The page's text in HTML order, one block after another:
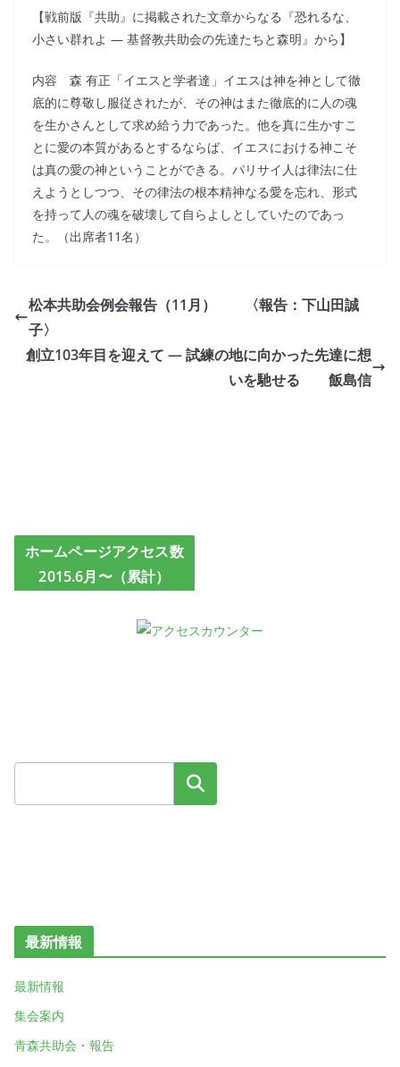
【戦前版『共助』に掲載された文章からなる『恐れるな、
小さい群れよ ― 基督教共助会の先達たちと森明』から】
内容 森 有正「イエスと学者達」イエスは神を神として徹
底的に尊敬し服従されたが、その神はまた徹底的に人の魂
を生かさんとして求め給う力であった。他を真に生かすこ
とに愛の本質があるとするならば、イエスにおける神こそ
は真の愛の神ということができる。パリサイ人は律法に仕
えようとしつつ、その律法の根本精神なる愛を忘れ、形式
を持って人の魂を破壊して自らよしとしていたのであっ
た。（出席者11名）
松本共助会例会報告（11月） 〈報告：下山田誠
子〉
創立103年目を迎えて ― 試練の地に向かった先達に想
いを馳せる 飯島信
ホームページアクセス数
2015.6月〜（累計）
検索
最新情報
最新情報
集会案内
青森共助会・報告